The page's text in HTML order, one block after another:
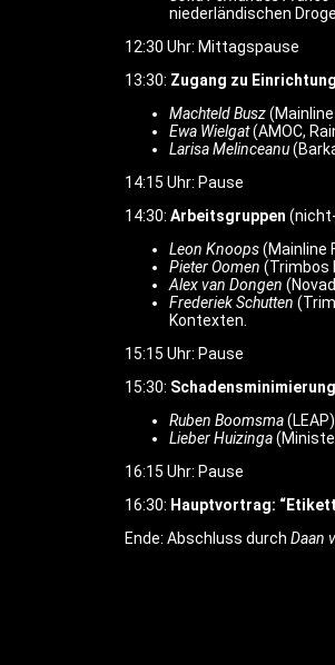
niederländischen
12:30 Uhr: Mittagspause
13:30: Zugang zu
Machteld Busz
Ewa Wielgat(AMOC,
Larisa Melinceanu
14:15 Uhr: Pause
14:30: Arbeitsgruppen
Leon Knoops(Mainline
Pieter Oomen (Trimbos
Alex van Dongen
Frederiek Schutten
Kontexten.
15:15 Uhr: Pause
15:30:
Ruben Boomsma
Lieber Huizinga
16:15 Uhr: Pause
16:30: Hauptvortrag:
Ende: Abschluss durch Daan